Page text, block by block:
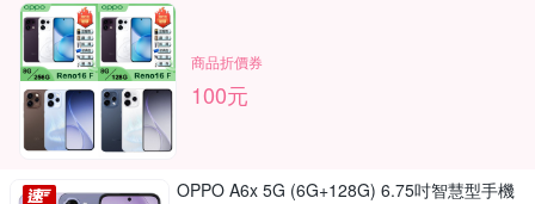
商品折價券
100元
OPPO A6x 5G (6G+128G) 6.75吋智慧型手機